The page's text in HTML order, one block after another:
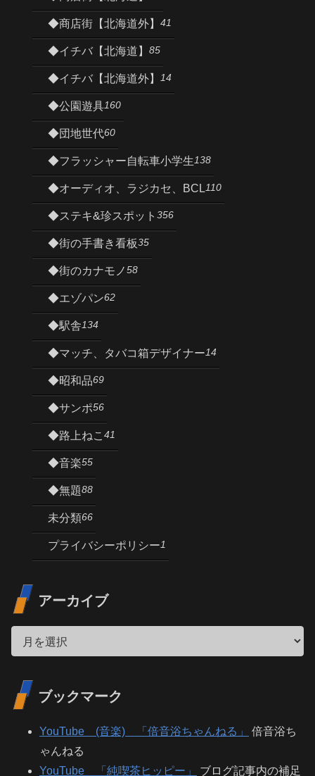
◆商店街【北海道外】 41
◆イチバ【北海道】 85
◆イチバ【北海道外】 14
◆公園遊具160
◆団地世代60
◆フラッシャー自転車小学生138
◆オーディオ、ラジカセ、BCL110
◆ステキ&珍スポット 356
◆街の手書き看板35
◆街のカナモノ58
◆エゾパン62
◆駅舎134
◆マッチ、タバコ箱デザイナー14
◆昭和品69
◆サンポ56
◆路上ねこ 41
◆音楽55
◆無題88
未分類66
プライバシーポリシー1
アーカイブ
ブックマーク
YouTube (音楽) 「倍音浴ちゃんねる」
倍音浴ち
ゃんねる
YouTube 「純喫茶ヒッピー」
ブログ記事内の補足